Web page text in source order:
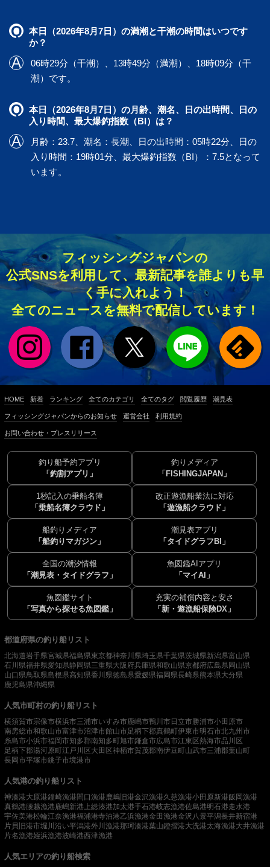
本日（2026年8月7日）の満潮と干潮の時間はいつです
か？
06時29分（干潮）、13時49分（満潮）、18時09分（干
潮）です。
本日（2026年8月7日）の月齢、潮名、日の出時間、日の
入り時間、最大爆釣指数（BI）は？
月齢：23.7、潮名：長潮、日の出時間：05時22分、日の
入り時間：19時01分、最大爆釣指数（BI）：7.5となって
います。
フィッシングジャパンの
公式SNSを利用して、最新記事を誰よりも早
く手に入れよう！
全てのニュースを無料で配信しています！
HOME 新着 ランキング 全てのカテゴリ 全てのタグ 閲覧履歴 潮見表
フィッシングジャパンからのお知らせ 運営会社 利用規約
お問い合わせ・プレスリリース
釣り船予約アプリ
「釣割アプリ」
釣りメディア
「FISHINGJAPAN」
1秒記入の乗船名簿
「乗船名簿クラウド」
改正遊漁船業法に対応
「遊漁船クラウド」
船釣りメディア
「船釣りマガジン」
潮見表アプリ
「タイドグラフBI」
全国の潮汐情報
「潮見表・タイドグラフ」
魚図鑑AIアプリ
「マイAI」
魚図鑑サイト
「写真から探せる魚図鑑」
充実の補償内容と安さ
「新・遊漁船保険DX」
都道府県の釣り船リスト
北海道岩手県宮城県福島県東京都神奈川県埼玉県千葉県茨城県新潟県富山県
石川県福井県愛知県静岡県三重県大阪府兵庫県和歌山県京都府広島県岡山県
山口県鳥取県島根県高知県香川県徳島県愛媛県福岡県長崎県熊本県大分県
鹿児島県沖縄県
人気市町村の釣り船リスト
横須賀市宗像市横浜市三浦市いすみ市鹿嶋市鴨川市日立市勝浦市小田原市
南房総市和歌山市富津市沼津市館山市足柄下郡真鶴町伊東市明石市北九州市
糸島市小浜市福岡市知多郡南知多町旭市鎌倉市広島市江東区熱海市品川区
足柄下郡湯河原町江戸川区大田区神栖市賀茂郡南伊豆町山武市三浦郡葉山町
長岡市平塚市銚子市境港市
人気港の釣り船リスト
神湊港大原港鐘崎漁港間口漁港鹿嶋旧港金沢漁港久慈漁港小田原新港飯岡漁港
真鶴港腰越漁港鹿嶋新港 上総湊港加太港手石港岐志漁港佐島港明石港走水港
宇佐美港松輪江奈漁港福浦港寺泊港乙浜漁港金田漁港金沢八景平潟長井新宿港
片貝旧港市堀川沿い平潟港外川漁港那珂湊港葉山鐙摺港大洗港太海漁港大井漁港
片名漁港姪浜漁港波崎港西津漁港
人気エリアの釣り船検索